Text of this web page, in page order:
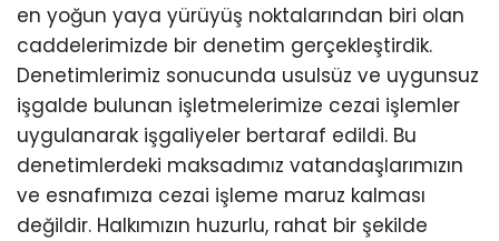
en yoğun yaya yürüyüş noktalarından biri olan
caddelerimizde bir denetim gerçekleştirdik.
Denetimlerimiz sonucunda usulsüz ve uygunsuz
işgalde bulunan işletmelerimize cezai işlemler
uygulanarak işgaliyeler bertaraf edildi. Bu
denetimlerdeki maksadımız vatandaşlarımızın
ve esnafımıza cezai işleme maruz kalması
değildir. Halkımızın huzurlu, rahat bir şekilde